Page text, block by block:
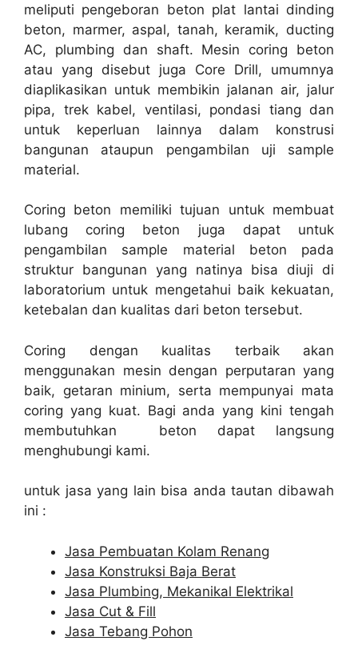
meliputi pengeboran beton plat lantai dinding
beton, marmer, aspal, tanah, keramik, ducting
AC, plumbing dan shaft. Mesin coring beton
atau yang disebut juga Core Drill, umumnya
diaplikasikan untuk membikin jalanan air, jalur
pipa, trek kabel, ventilasi, pondasi tiang dan
untuk keperluan lainnya dalam konstrusi
bangunan ataupun pengambilan uji sample
material.
Coring beton memiliki tujuan untuk membuat
lubang coring beton juga dapat untuk
pengambilan sample material beton pada
struktur bangunan yang natinya bisa diuji di
laboratorium untuk mengetahui baik kekuatan,
ketebalan dan kualitas dari beton tersebut.
Coring dengan kualitas terbaik akan
menggunakan mesin dengan perputaran yang
baik, getaran minium, serta mempunyai mata
coring yang kuat. Bagi anda yang kini tengah
membutuhkan beton dapat langsung
menghubungi kami.
untuk jasa yang lain bisa anda tautan dibawah
ini :
Jasa Pembuatan Kolam Renang
Jasa Konstruksi Baja Berat
Jasa Plumbing, Mekanikal Elektrikal
Jasa Cut & Fill
Jasa Tebang Pohon